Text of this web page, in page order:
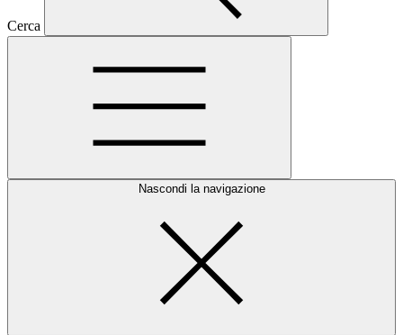
Cerca
Nascondi la navigazione